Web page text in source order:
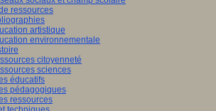
ressources
artistique
environnementale
citoyenneté
sciences
éducatifs
pédagogiques
ressources